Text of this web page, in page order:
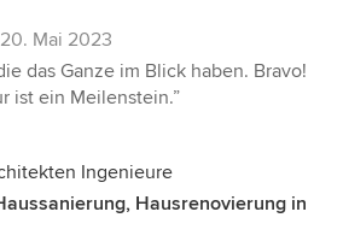
20. Mai 2023
das Ganze im Blick haben. Bravo!
ist ein Meilenstein.”
Ingenieure
Hausrenovierung in